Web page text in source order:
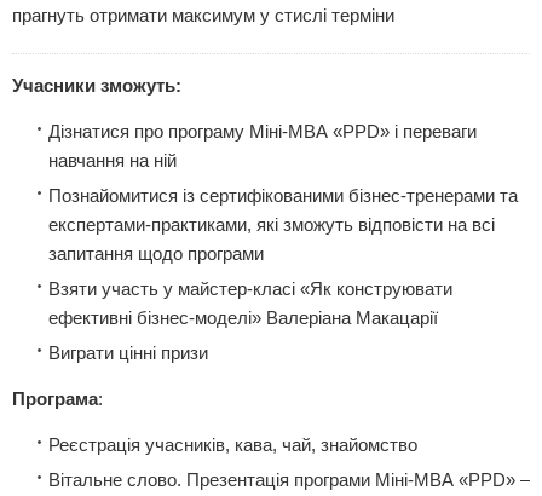
прагнуть отримати максимум у стислі терміни
Учасники зможуть:
Дізнатися про програму Міні-МВА «PPD» і переваги
навчання на ній
Познайомитися із сертифікованими бізнес-тренерами та
експертами-практиками, які зможуть відповісти на всі
запитання щодо програми
Взяти участь у майстер-класі «Як конструювати
ефективні бізнес-моделі» Валеріана Макацарії
Виграти цінні призи
Програма:
Реєстрація учасників, кава, чай, знайомство
Вітальне слово. Презентація програми Міні-МВА «PPD» –